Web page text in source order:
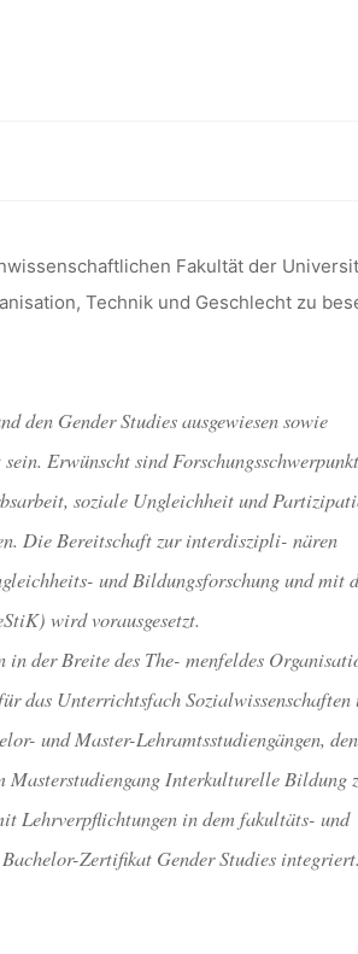
UND
(Universität zu Köln)
Fakultät der
Technik und Geschlecht zu
den Gender Studies ausgewiesen sowie
Erwünscht sind
soziale Ungleichheit und
Die Bereitschaft zur interdiszipli- nären
und Bildungsforschung und mit
wird vorausgesetzt.
in der Breite des The- menfeldes
das Unterrichtsfach Sozialwissenschaften
und Master-Lehramtsstudiengängen, den
Masterstudiengang Interkulturelle Bildung
Lehrverpflichtungen in dem fakultäts- und
Zertifikat Gender Studies integriert.